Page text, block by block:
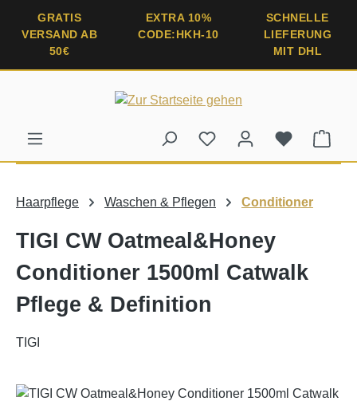
springen
GRATIS
VERSAND AB
50€
EXTRA 10%
CODE:HKH-10
SCHNELLE
LIEFERUNG
MIT DHL
Haarpflege Waschen & Pflegen Conditioner
TIGI CW Oatmeal&Honey
Conditioner 1500ml Catwalk
Pflege & Definition
TIGI
Bildergalerie überspringen